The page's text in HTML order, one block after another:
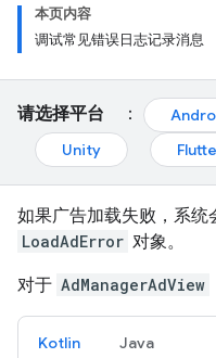
本页内容
调试常见错误日志记录消息
请选择平台 ：
Unity
如果广告加载失败，系统
LoadAdError 对象。
对于 AdManagerAdView
Kotlin Java